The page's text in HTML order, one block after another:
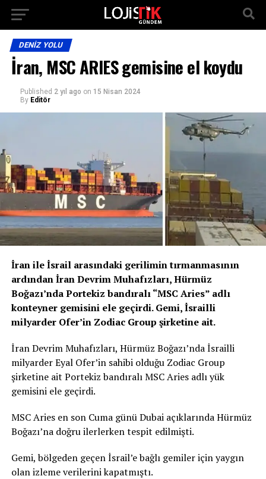
DENIZ YOLU
İran, MSC ARIES gemisine el koydu
Published 2 yıl ago on 15 Nisan 2024
By Editör
İran ile İsrail arasındaki gerilimin tırmanmasının
ardından İran Devrim Muhafızları, Hürmüz
Boğazı’nda Portekiz bandıralı “MSC Aries” adlı
konteyner gemisini ele geçirdi. Gemi, İsrailli
milyarder Ofer’in Zodiac Group şirketine ait.
İran Devrim Muhafızları, Hürmüz Boğazı’nda İsrailli
milyarder Eyal Ofer’in sahibi olduğu Zodiac Group
şirketine ait Portekiz bandıralı MSC Aries adlı yük
gemisini ele geçirdi.
MSC Aries en son Cuma günü Dubai açıklarında Hürmüz
Boğazı’na doğru ilerlerken tespit edilmişti.
Gemi, bölgeden geçen İsrail’e bağlı gemiler için yaygın
olan izleme verilerini kapatmıştı.